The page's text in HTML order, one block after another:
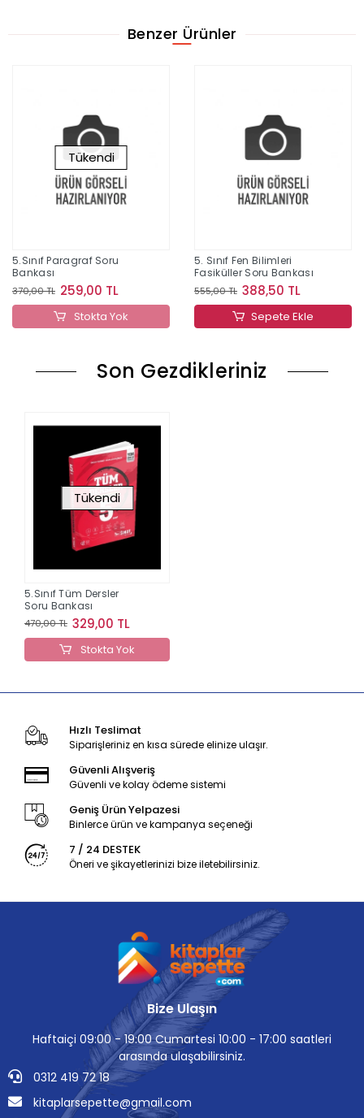
Benzer Ürünler
Tükendi
5.Sınıf Paragraf Soru
Bankası
370,00 TL 259,00 TL
Stokta Yok
5. Sınıf Fen Bilimleri
Fasiküller Soru Bankası
555,00 TL 388,50 TL
Sepete Ekle
Son Gezdikleriniz
Tükendi
5.Sınıf Tüm Dersler
Soru Bankası
470,00 TL 329,00 TL
Stokta Yok
Hızlı Teslimat
Siparişleriniz en kısa sürede elinize ulaşır.
Güvenli Alışveriş
Güvenli ve kolay ödeme sistemi
Geniş Ürün Yelpazesi
Binlerce ürün ve kampanya seçeneği
7 / 24 DESTEK
Öneri ve şikayetlerinizi bize iletebilirsiniz.
Bize Ulaşın
Haftaiçi 09:00 - 19:00 Cumartesi 10:00 - 17:00 saatleri
arasında ulaşabilirsiniz.
0312 419 72 18
kitaplarsepette@gmail.com